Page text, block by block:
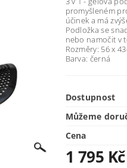
promyšleném
účinek a má
Podložka se
nebo namočit v
Rozměry: 56 x
Barva: černá
Dostupnost
Můžeme
Cena
1 795 Kč